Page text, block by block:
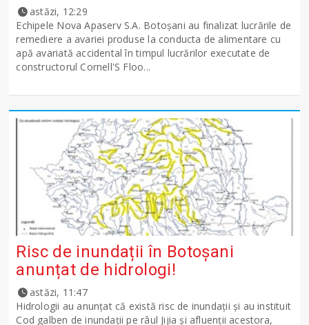
astăzi, 12:29
Echipele Nova Apaserv S.A. Botoșani au finalizat lucrările de
remediere a avariei produse la conducta de alimentare cu
apă avariată accidental în timpul lucrărilor executate de
constructorul Cornell'S Floo...
Risc de inundații în Botoșani
anunțat de hidrologi!
astăzi, 11:47
Hidrologii au anunțat că există risc de inundații și au instituit
Cod galben de inundații pe râul Jijia și afluenții acestora,